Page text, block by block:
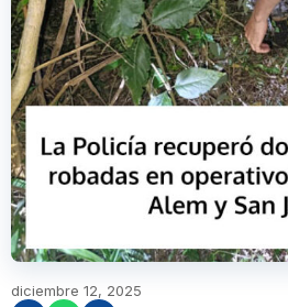
diciembre 12, 2025